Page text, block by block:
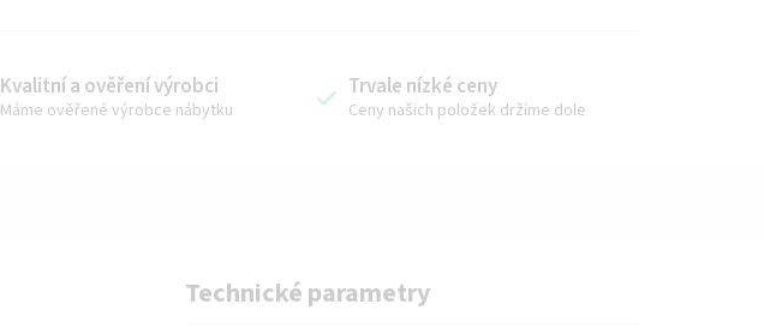
Kvalitní a ověření výrobci
Máme ověřené výrobce nábytku
Trvale nízké ceny
Ceny našich položek držíme dole
Technické parametry